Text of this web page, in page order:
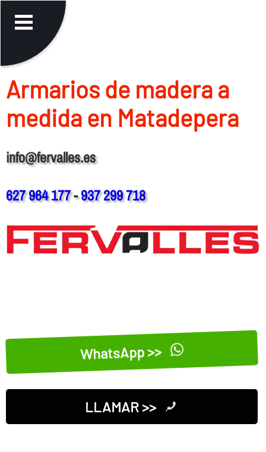
Armarios de madera a
medida en Matadepera
info@fervalles.es
627 964 177-937 299 718
WhatsApp >>
LLAMAR >>